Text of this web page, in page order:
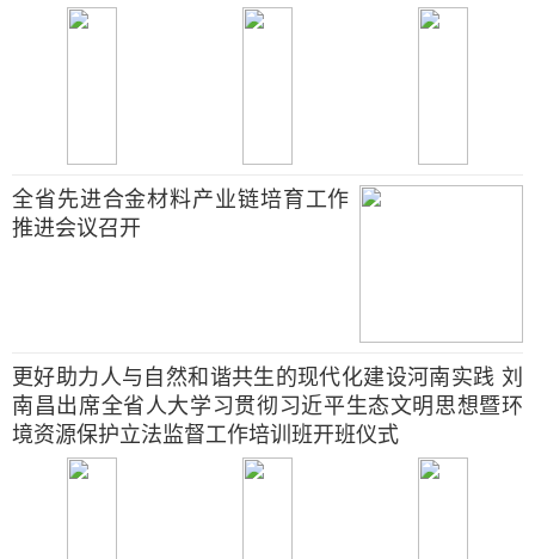
全省先进合金材料产业链培育工作
推进会议召开
更好助力人与自然和谐共生的现代化建设河南实践 刘
南昌出席全省人大学习贯彻习近平生态文明思想暨环
境资源保护立法监督工作培训班开班仪式